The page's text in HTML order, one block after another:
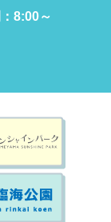
8:00～